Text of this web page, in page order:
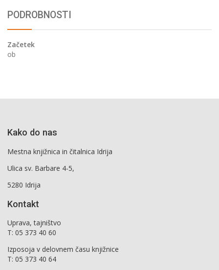
PODROBNOSTI
Začetek
ob
Kako do nas
Mestna knjižnica in čitalnica Idrija
Ulica sv. Barbare 4-5,
5280 Idrija
Kontakt
Uprava, tajništvo
T: 05 373 40 60
Izposoja v delovnem času knjižnice
T: 05 373 40 64